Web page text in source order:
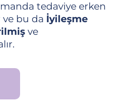
tedaviye erken
ve bu da İyileşme
ve